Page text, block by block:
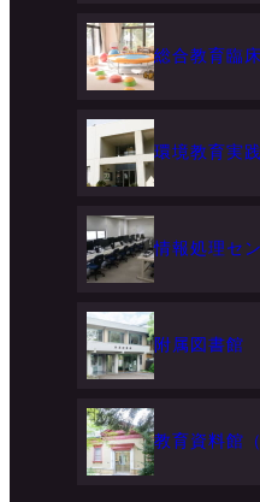
総合教育臨
環境教育実
情報処理セ
附属図書館
教育資料館